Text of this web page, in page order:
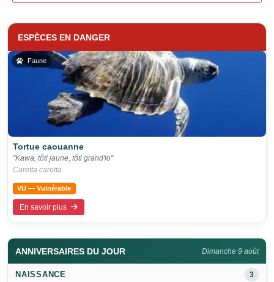
ESPÈCES EN DANGER
Faune
Tortue caouanne
"Kawa, tôti jaune, tôti grand'lo"
Caretta caretta
VU — Vulnérable
En savoir plus
ANNIVERSAIRES DU JOUR Dimanche 9 août
NAISSANCE 3